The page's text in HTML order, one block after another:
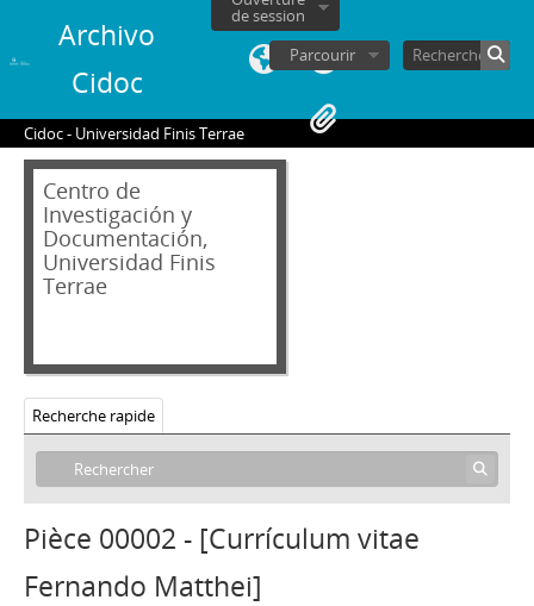
Archivo
Cidoc
de session
Parcourir
Cidoc - Universidad Finis Terrae
Centro de
Investigación y
Documentación,
Universidad Finis
Terrae
Recherche rapide
Pièce 00002 - [Currículum vitae
Fernando Matthei]
02 - Archivos personales
FBS - Francisco Bulnes Sanfuentes
SCS - Sergio Covarrubias Sanhueza
JFFL - Juan Francisco Fresno Larraín
GIF - Gonzalo Izquierdo Fernández
SOJR - Sergio Onofre Jarpa Reyes
RVA - Rafael Valdivieso Ariztía